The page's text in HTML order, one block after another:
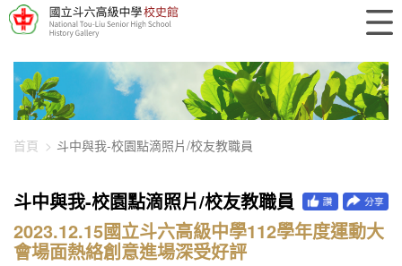
448-2590
首頁 斗中與我-校園點滴照片/校友教職員
斗中與我-校園點滴照片/校友教職員
2023.12.15國立斗六高級中學112學年度運動大
會場面熱絡創意進場深受好評